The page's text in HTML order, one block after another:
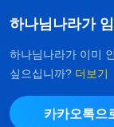
하나님나라가
하나님나라가 이미
싶으십니까? 더보기
카카오톡으